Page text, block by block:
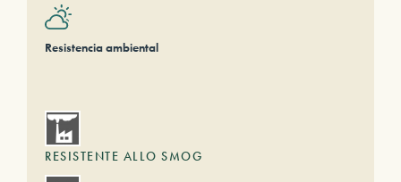
Resistencia ambiental
RESISTENTE ALLO SMOG